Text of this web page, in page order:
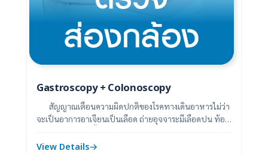
Gastroscopy + Colonoscopy
สัญญาณเตือนความผิดปกติของโรคทางเดินอาหารไม่ว่า
จะเป็นอาการอาเจียนเป็นเลือด ถ่ายอุจจาระมีเลือดปน ท้อง
View Details